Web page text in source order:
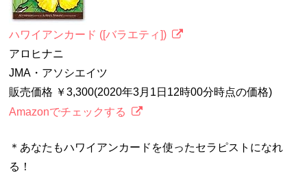
ハワイアンカード ([バラエティ])
アロヒナニ
JMA・アソシエイツ
販売価格 ￥3,300(2020年3月1日12時00分時点の価格)
Amazonでチェックする
＊あなたもハワイアンカードを使ったセラピストになれ
る！